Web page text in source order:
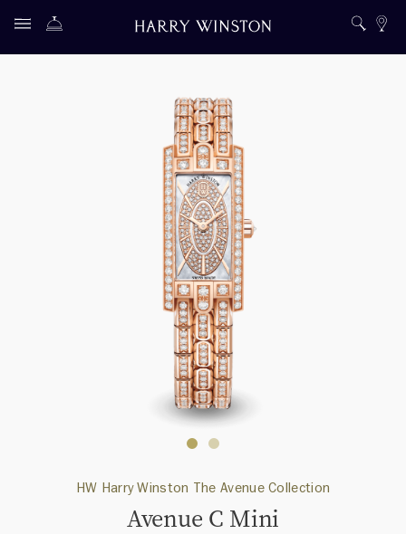
HW Harry Winston The Avenue Collection
Avenue C Mini